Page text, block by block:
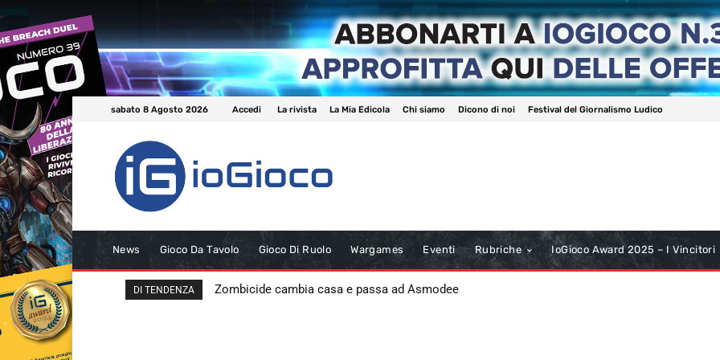
sabato 8 Agosto 2026 Accedi La rivista La Mia Edicola Chi siamo Dicono di noi Festival del Giornalismo Ludico
News Gioco Da Tavolo Gioco Di Ruolo Wargames Eventi Rubriche IoGioco Award 2025 – I Vincitori
DI TENDENZA Zombicide cambia casa e passa ad Asmodee